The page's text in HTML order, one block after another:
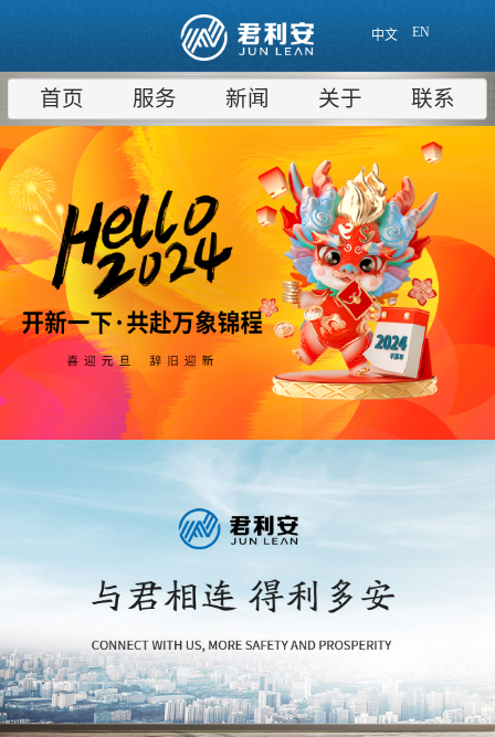
中文 EN
首页 服务 新闻 关于 联系